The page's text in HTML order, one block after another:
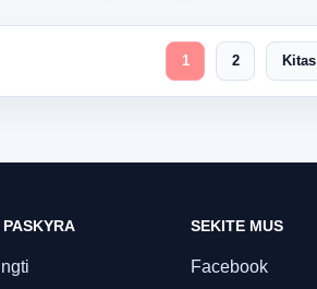
1 2 Kitas
SEKITE MUS
Facebook